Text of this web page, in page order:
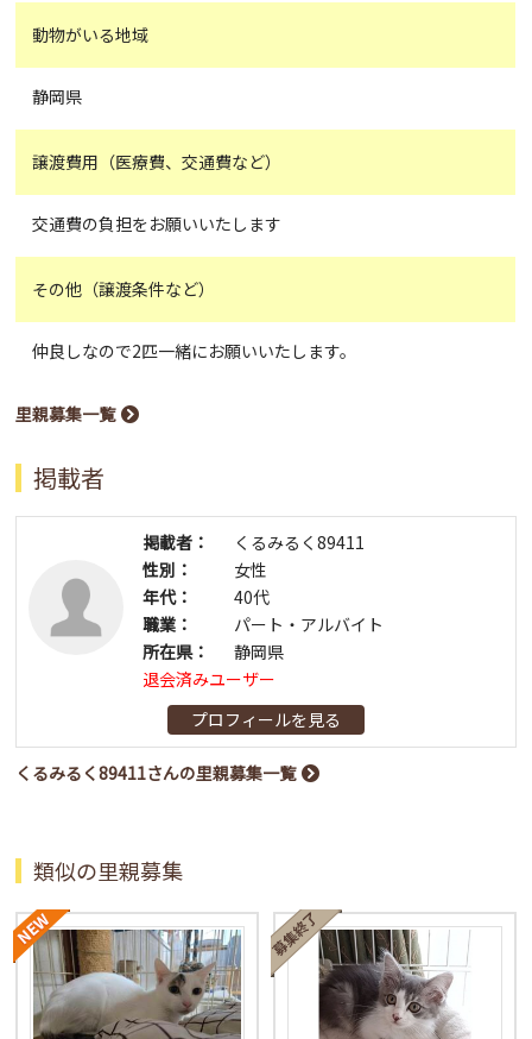
動物がいる地域
静岡県
譲渡費用（医療費、交通費など）
交通費の負担をお願いいたします
その他（譲渡条件など）
仲良しなので2匹一緒にお願いいたします。
里親募集一覧
掲載者
掲載者：
くるみるく89411
性別：
女性
年代：
40代
職業：
パート・アルバイト
所在県：
静岡県
退会済みユーザー
プロフィールを見る
くるみるく89411さんの里親募集一覧
類似の里親募集